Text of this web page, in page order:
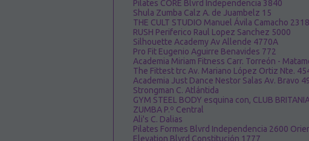
Pilates CORE Blvrd Independencia 3840
Shula Zumba Calz A. de Juambelz 15
THE CULT STUDIO Manuel Ávila Camacho 2318
RUSH Periferico Raul Lopez Sanchez 5000
Silhouette Academy Av Allende 4770A
Pro Fit Eugenio Aguirre Benavides 772
Academia Miriam Fitness Carr. Torreón -
The Fittest trc Av. Mariano López Ortiz Nte.
Academia Just Dance Nestor Salas Av. Bravo
Strongman C. Atlántida
GYM STEEL BODY esquina con, CLUB
ZUMBA P.º Central
Ali's C. Dalias
Pilates Formes Blvrd Independencia 2600
Elevation Blvrd Constitución 1777